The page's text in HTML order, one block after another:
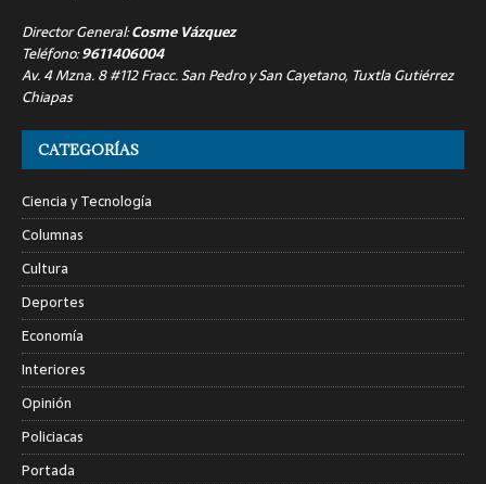
Director General:Cosme Vázquez
Teléfono:9611406004
Av. 4 Mzna. 8 #112 Fracc. San Pedro y San Cayetano, Tuxtla Gutiérrez
Chiapas
CATEGORÍAS
Ciencia y Tecnología
Columnas
Cultura
Deportes
Economía
Interiores
Opinión
Policiacas
Portada